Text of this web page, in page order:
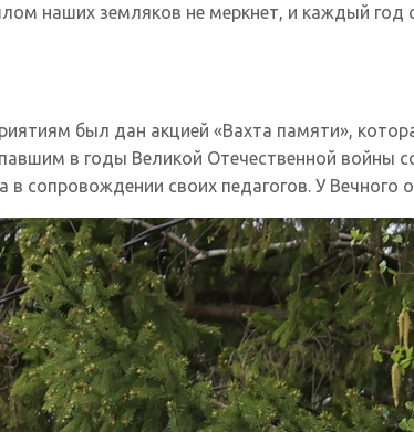
наших земляков не меркнет, и каждый
был дан акцией «Вахта памяти»,
в годы Великой Отечественной войны
в сопровождении своих педагогов. У